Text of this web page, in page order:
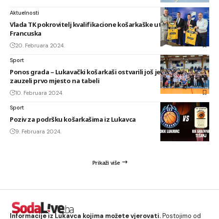
Aktuelnosti
Vlada TK pokrovitelj kvalifikacione košarkaške utakmice BiH –
Francuska
20. Februara 2024.
Sport
Ponos grada – Lukavački košarkaši ostvarili još jednu pobjedu i
zauzeli prvo mjesto na tabeli
10. Februara 2024.
Sport
Poziv za podršku košarkašima iz Lukavca
9. Februara 2024.
Prikaži više
Informacije iz Lukavca kojima možete vjerovati.Postojimo od